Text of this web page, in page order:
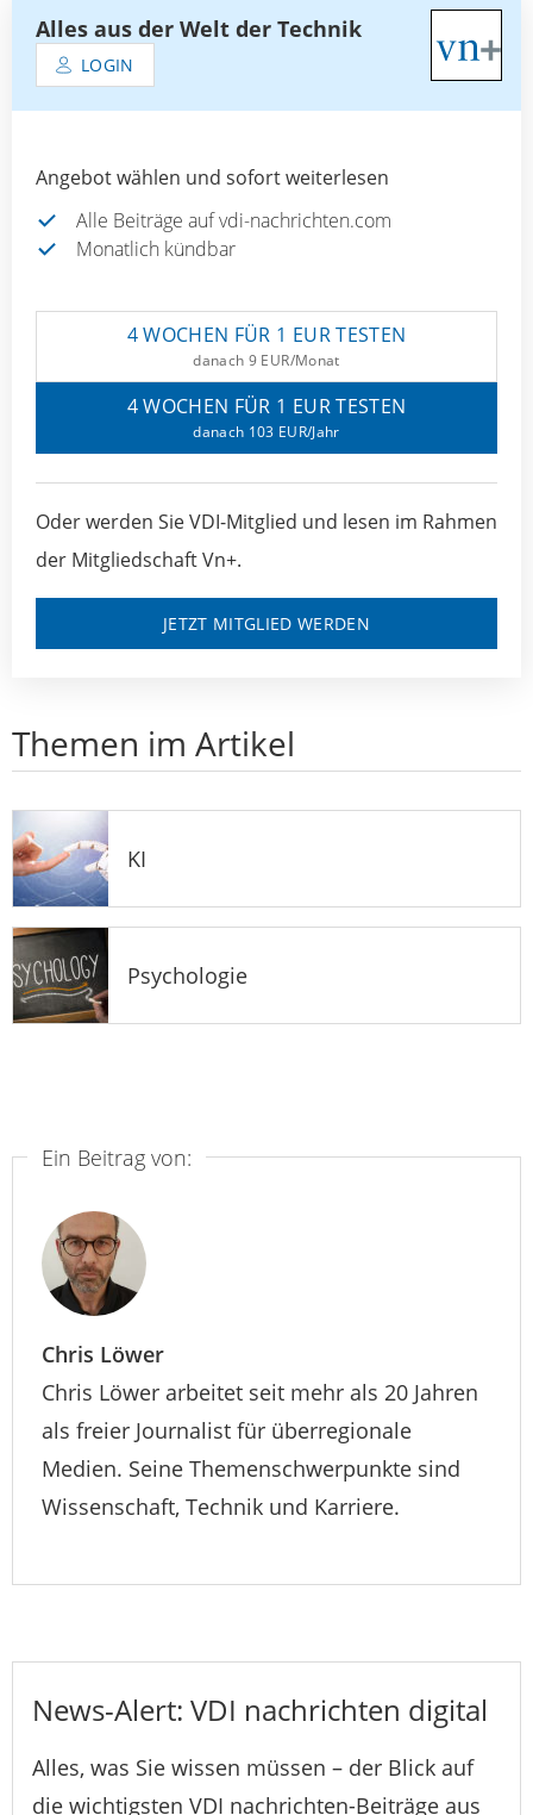
Alles aus der Welt der Technik
LOGIN
Angebot wählen und sofort weiterlesen
Alle Beiträge auf vdi-nachrichten.com
Monatlich kündbar
4 WOCHEN FÜR 1 EUR TESTEN
danach 9 EUR/Monat
4 WOCHEN FÜR 1 EUR TESTEN
danach 103 EUR/Jahr
Oder werden Sie VDI-Mitglied und lesen im Rahmen
der Mitgliedschaft Vn+.
JETZT MITGLIED WERDEN
Themen im Artikel
KI
Psychologie
Ein Beitrag von:
Chris Löwer
Chris Löwer arbeitet seit mehr als 20 Jahren
als freier Journalist für überregionale
Medien. Seine Themenschwerpunkte sind
Wissenschaft, Technik und Karriere.
News-Alert: VDI nachrichten digital
Alles, was Sie wissen müssen – der Blick auf
die wichtigsten VDI nachrichten-Beiträge aus